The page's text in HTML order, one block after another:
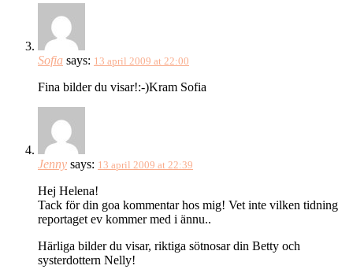
Sofia says: 13 april 2009 at 22:00
Fina bilder du visar!:-)Kram Sofia
Jenny says: 13 april 2009 at 22:39
Hej Helena!
Tack för din goa kommentar hos mig! Vet inte vilken tidning
reportaget ev kommer med i ännu..
Härliga bilder du visar, riktiga sötnosar din Betty och
systerdottern Nelly!